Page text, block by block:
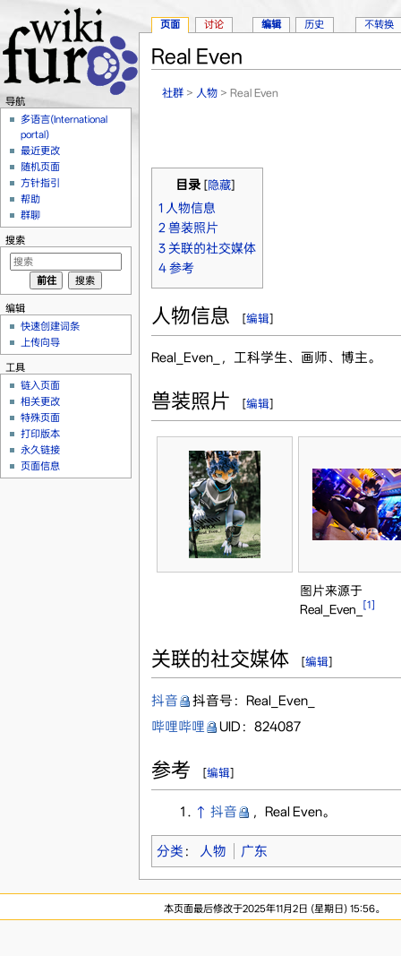
Real Even
社群 > 人物 > Real Even
目录 [隐藏]
1 人物信息
2 兽装照片
3 关联的社交媒体
4 参考
人物信息 [编辑]
Real_Even_，工科学生、画师、博主。
兽装照片 [编辑]
图片来源于
Real_Even_
[1]
关联的社交媒体 [编辑]
抖音
抖音号：Real_Even_
哔哩哔哩
UID：824087
参考 [编辑]
↑ 抖音 ，Real Even。
分类 ： 人物 广东
页面 讨论 编辑 历史 不转换
导航
多语言(International
portal)
最近更改
随机页面
方针指引
帮助
群聊
搜索
编辑
快速创建词条
上传向导
工具
链入页面
相关更改
特殊页面
打印版本
永久链接
页面信息
本页面最后修改于2025年11月2日 (星期日) 15:56。